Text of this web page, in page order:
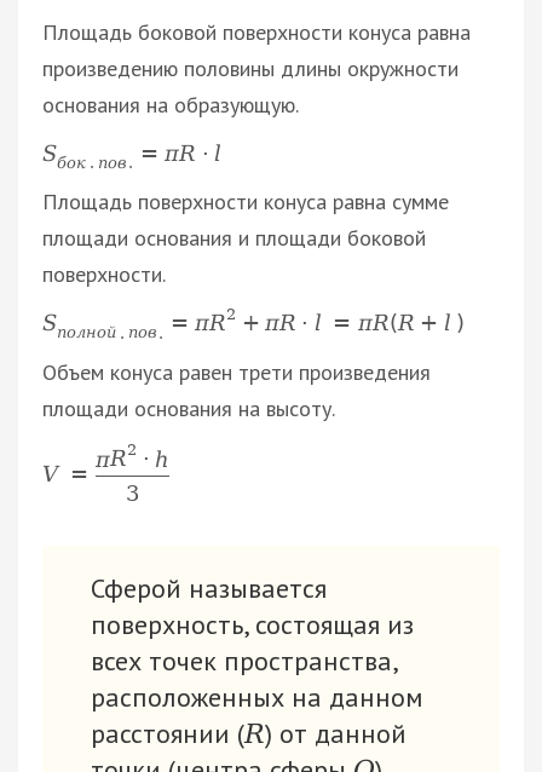
Площадь боковой поверхности конуса равна
произведению половины длины окружности
основания на образующую.
Sбок . пов . = πR · l
Площадь поверхности конуса равна сумме
площади основания и площади боковой
поверхности.
Sполной . пов . = πR2 + πR · l = πR(R + l )
Объем конуса равен трети произведения
площади основания на высоту.
V =
πR2 · h
3
Сферой называется
поверхность, состоящая из
всех точек пространства,
расположенных на данном
расстоянии (R) от данной